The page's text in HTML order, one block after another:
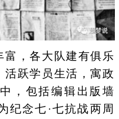
，各大队建有俱乐
跃学员生活，寓政
，包括编辑出版墙
纪念七·七抗战两周